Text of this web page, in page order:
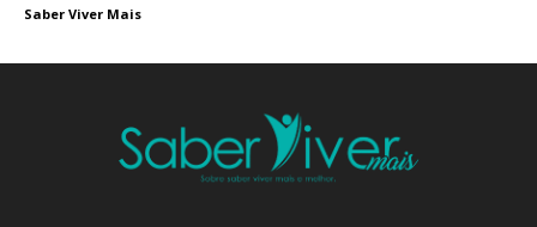
Saber Viver Mais